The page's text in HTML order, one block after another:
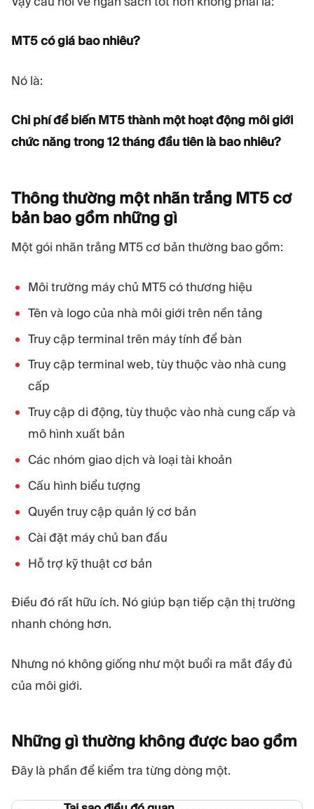
MT5 có giá bao nhiêu?
Nó là:
Chi phí để biến MT5 thành một hoạt động môi giới
chức năng trong 12 tháng đầu tiên là bao nhiêu?
Thông thường một nhãn trắng MT5 cơ
bản bao gồm những gì
Một gói nhãn trắng MT5 cơ bản thường bao gồm:
Môi trường máy chủ MT5 có thương hiệu
Tên và logo của nhà môi giới trên nền tảng
Truy cập terminal trên máy tính để bàn
Truy cập terminal web, tùy thuộc vào nhà cung
cấp
Truy cập di động, tùy thuộc vào nhà cung cấp và
mô hình xuất bản
Các nhóm giao dịch và loại tài khoản
Cấu hình biểu tượng
Quyền truy cập quản lý cơ bản
Cài đặt máy chủ ban đầu
Hỗ trợ kỹ thuật cơ bản
Điều đó rất hữu ích. Nó giúp bạn tiếp cận thị trường
nhanh chóng hơn.
Nhưng nó không giống như một buổi ra mắt đầy đủ
của môi giới.
Những gì thường không được bao gồm
Đây là phần để kiểm tra từng dòng một.